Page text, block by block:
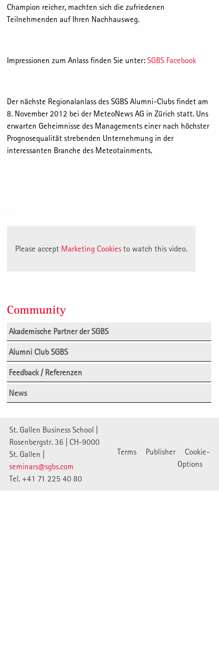
Champion reicher, machten sich die zufriedenen
Teilnehmenden auf Ihren Nachhausweg.
Impressionen zum Anlass finden Sie unter: SGBS Facebook
Der nächste Regionalanlass des SGBS Alumni-Clubs findet am
8. November 2012 bei der MeteoNews AG in Zürich statt. Uns
erwarten Geheimnisse des Managements einer nach höchster
Prognosequalität strebenden Unternehmung in der
interessanten Branche des Meteotainments.
Please accept Marketing Cookies to watch this video.
Community
Akademische Partner der SGBS
Alumni Club SGBS
Feedback / Referenzen
News
St. Gallen Business School |
Rosenbergstr. 36 | CH-9000
St. Gallen |
seminars@sgbs.com
Tel. +41 71 225 40 80
Terms Publisher
Cookie-
Options